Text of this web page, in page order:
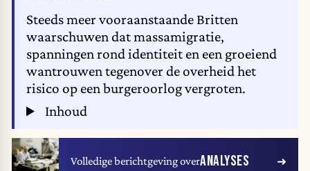
Steeds meer vooraanstaande Britten
waarschuwen dat massamigratie,
spanningen rond identiteit en een groeiend
wantrouwen tegenover de overheid het
risico op een burgeroorlog vergroten.
Inhoud
Volledige berichtgeving overANALYSES